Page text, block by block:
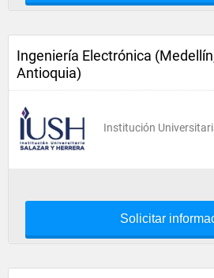
Ingeniería Electrónica
Antioquia)
Institución
Solicitar